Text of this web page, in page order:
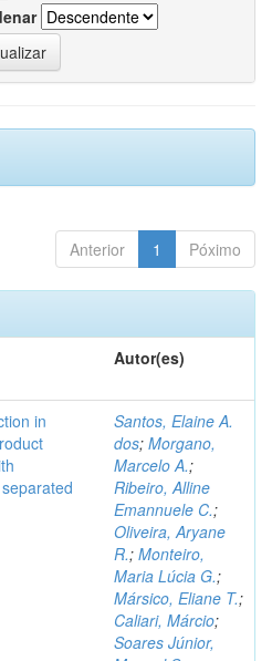
Anterior 1 Póximo
Autor(es)
in
Santos, Elaine A.
dos; Morgano,
Marcelo A.;
Ribeiro, Alline
Emannuele C.;
Oliveira, Aryane
R.; Monteiro,
Maria Lúcia G.;
Mársico, Eliane T.;
Caliari, Márcio;
Soares Júnior,